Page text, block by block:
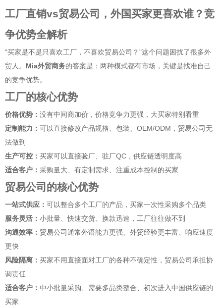
工厂直销vs贸易公司，外国买家更喜欢谁？竞
争优势全解析
"买家是不是只喜欢工厂，不喜欢贸易公司？"这个问题困扰了很多外
贸人。 Mia外贸商务的答案是：两种模式都有市场，关键是找准自己
的竞争优势。
工厂的核心优势
价格优势： 没有中间商加价，价格竞争力更强，大买家特别看重
定制能力： 可以直接修改产品规格、包装、OEM/ODM，贸易公司无
法做到
生产可控： 买家可以直接验厂、驻厂QC，供应链透明度高
适合客户： 采购量大、有定制需求、注重成本控制的买家
贸易公司的核心优势
一站式供应： 可以整合多个工厂的产品，买家一次性采购多个品类
服务灵活： 小批量、快速交货、换款迅速，工厂往往做不到
沟通效率： 贸易公司通常外语能力更强、外贸经验更丰富、响应速度
更快
风险隔离： 买家不用直接面对工厂的各种不确定性，贸易公司承担协
调责任
适合客户： 中小批量采购、需要多品类整合、初次进入中国供应链的
买家